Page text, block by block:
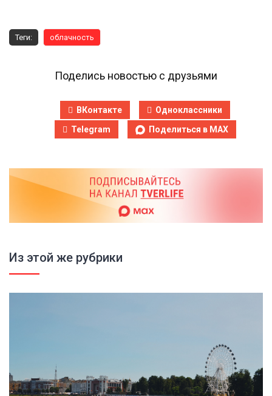
Теги: облачность
Поделись новостью с друзьями
ВКонтакте
Одноклассники
Telegram
Поделиться в MAX
Из этой же рубрики